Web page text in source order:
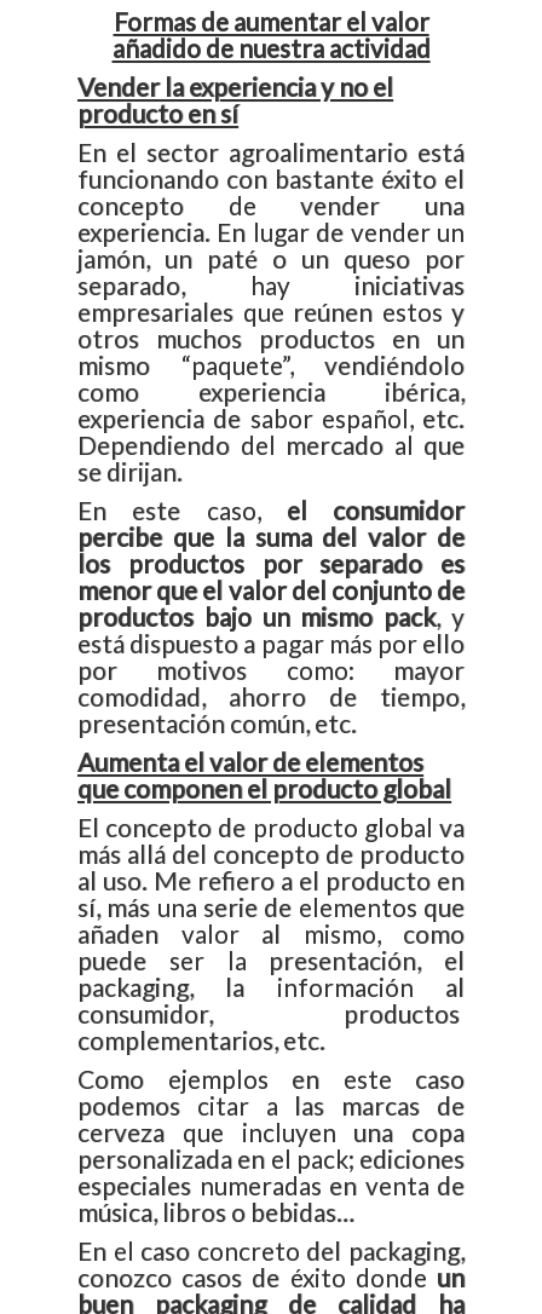
Formas de aumentar el valor
añadido de nuestra actividad
Vender la experiencia y no el
producto en sí
En el sector agroalimentario está
funcionando con bastante éxito el
concepto de vender una
experiencia. En lugar de vender un
jamón, un paté o un queso por
separado, hay iniciativas
empresariales que reúnen estos y
otros muchos productos en un
mismo “paquete”, vendiéndolo
como experiencia ibérica,
experiencia de sabor español, etc.
Dependiendo del mercado al que
se dirijan.
En este caso, el consumidor
percibe que la suma del valor de
los productos por separado es
menor que el valor del conjunto de
productos bajo un mismo pack, y
está dispuesto a pagar más por ello
por motivos como: mayor
comodidad, ahorro de tiempo,
presentación común, etc.
Aumenta el valor de elementos
que componen el producto global
El concepto de producto global va
más allá del concepto de producto
al uso. Me refiero a el producto en
sí, más una serie de elementos que
añaden valor al mismo, como
puede ser la presentación, el
packaging, la información al
consumidor, productos
complementarios, etc.
Como ejemplos en este caso
podemos citar a las marcas de
cerveza que incluyen una copa
personalizada en el pack; ediciones
especiales numeradas en venta de
música, libros o bebidas…
En el caso concreto del packaging,
conozco casos de éxito donde un
buen packaging de calidad ha